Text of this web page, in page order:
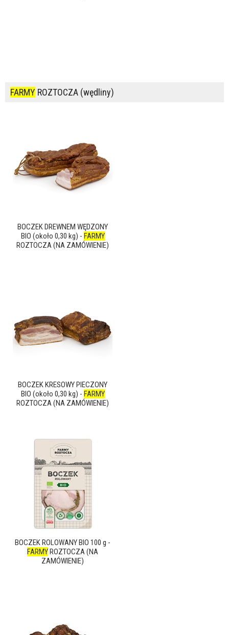
FARMY ROZTOCZA (wędliny)
BOCZEK DREWNEM WĘDZONY
BIO (około 0,30 kg) - FARMY
ROZTOCZA (NA ZAMÓWIENIE)
BOCZEK KRESOWY PIECZONY
BIO (około 0,30 kg) - FARMY
ROZTOCZA (NA ZAMÓWIENIE)
BOCZEK ROLOWANY BIO 100 g -
FARMYROZTOCZA (NA
ZAMÓWIENIE)